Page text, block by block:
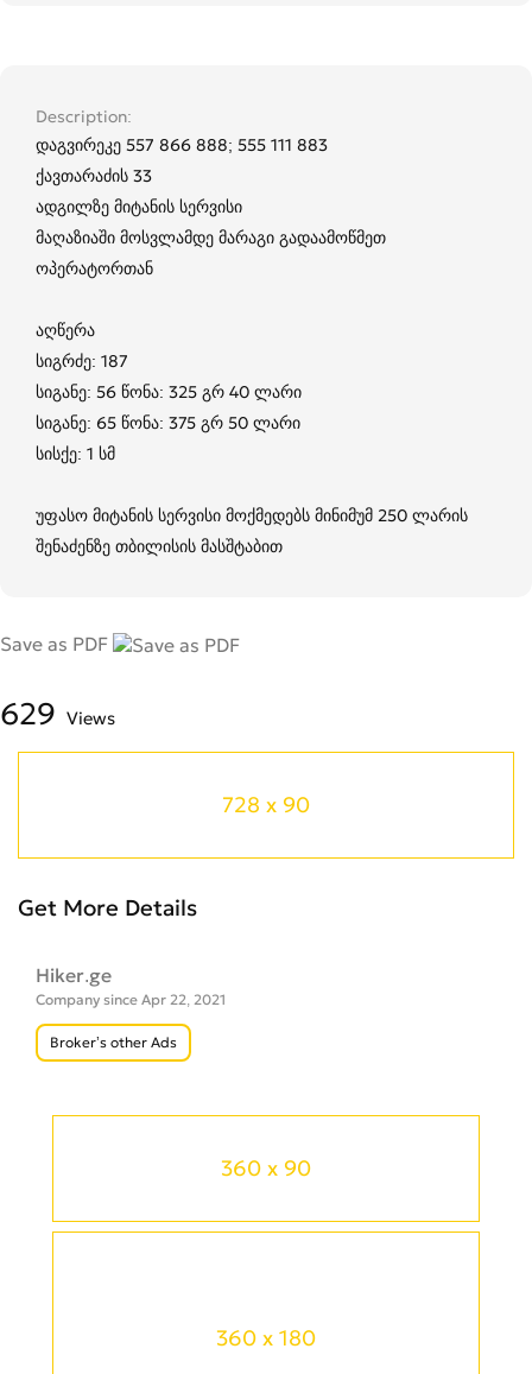
360 x 90
360 x 180
Description
დაგვირეკე 557 866 888; 555 111 883
ქავთარაძის 33
ადგილზე მიტანის სერვისი
მაღაზიაში მოსვლამდე მარაგი გადაამოწმეთ
ოპერატორთან
აღწერა
სიგრძე: 187
სიგანე: 56 წონა: 325 გრ 40 ლარი
სიგანე: 65 წონა: 375 გრ 50 ლარი
სისქე: 1 სმ
უფასო მიტანის სერვისი მოქმედებს მინიმუმ 250 ლარის
შენაძენზე თბილისის მასშტაბით
Save as PDF
629 Views
728 x 90
Get More Details
Hiker.ge
Company since Apr 22, 2021
Broker’s other Ads